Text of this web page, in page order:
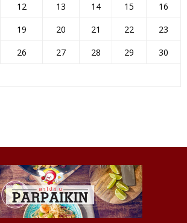
12 13 14 15
16
19 20 21 22
23
26 27 28 29
30